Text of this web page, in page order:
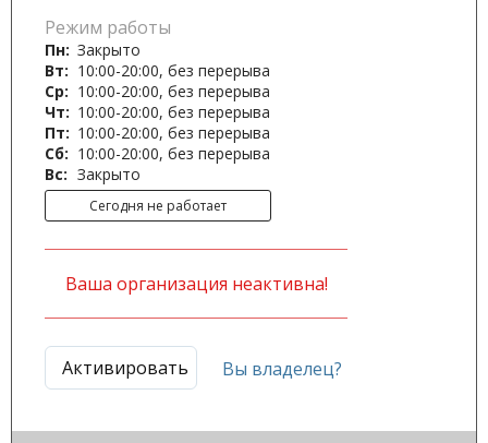
Режим работы
Пн: Закрыто
Вт: 10:00-20:00, без перерыва
Ср: 10:00-20:00, без перерыва
Чт: 10:00-20:00, без перерыва
Пт: 10:00-20:00, без перерыва
Сб: 10:00-20:00, без перерыва
Вс: Закрыто
Сегодня не работает
Ваша организация неактивна!
Активировать Вы владелец?